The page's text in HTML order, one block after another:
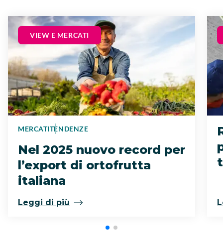
VIEW E MERCATI
MERCATITENDENZE
Nel 2025 nuovo record per
l’export di ortofrutta
italiana
Leggi di più